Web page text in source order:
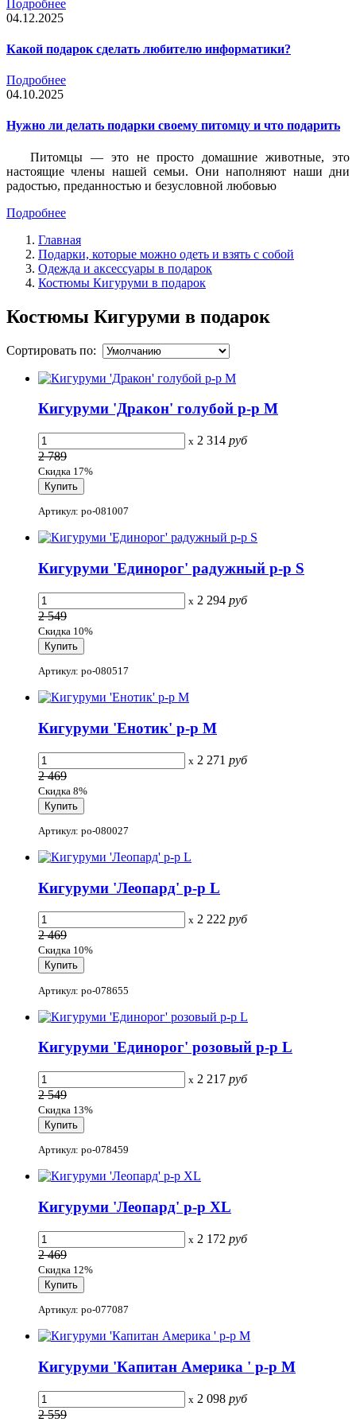
Подробнее
04.12.2025
Какой подарок сделать любителю информатики?
Подробнее
04.10.2025
Нужно ли делать подарки своему питомцу и что подарить
Питомцы — это не просто домашние животные, это
настоящие члены нашей семьи. Они наполняют наши дни
радостью, преданностью и безусловной любовью
Подробнее
Главная
Подарки, которые можно одеть и взять с собой
Одежда и аксессуары в подарок
Костюмы Кигуруми в подарок
Костюмы Кигуруми в подарок
Сортировать по:
Кигуруми 'Дракон' голубой р-р M
x 2 314 руб
2 789
Скидка 17%
Артикул: po-081007
Кигуруми 'Единорог' радужный р-р S
x 2 294 руб
2 549
Скидка 10%
Артикул: po-080517
Кигуруми 'Енотик' р-р M
x 2 271 руб
2 469
Скидка 8%
Артикул: po-080027
Кигуруми 'Леопард' р-р L
x 2 222 руб
2 469
Скидка 10%
Артикул: po-078655
Кигуруми 'Единорог' розовый р-р L
x 2 217 руб
2 549
Скидка 13%
Артикул: po-078459
Кигуруми 'Леопард' р-р XL
x 2 172 руб
2 469
Скидка 12%
Артикул: po-077087
Кигуруми 'Капитан Америка ' р-р M
x 2 098 руб
2 559